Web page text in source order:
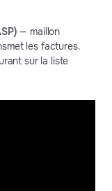
— maillon
les factures.
sur la liste